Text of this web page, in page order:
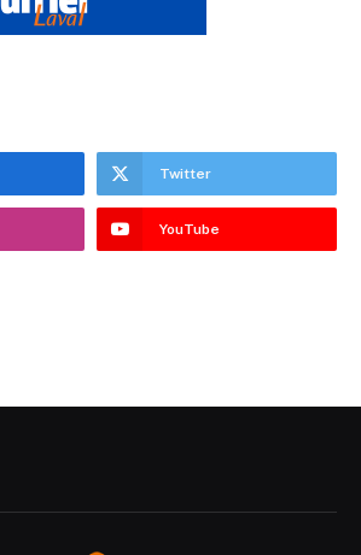
Twitter
YouTube